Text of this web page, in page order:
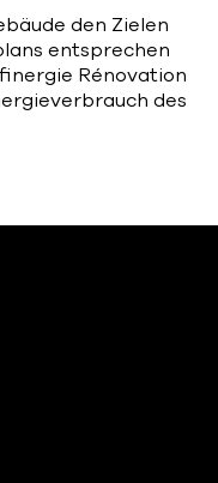
den Zielen
entsprechen
Rénovation
des